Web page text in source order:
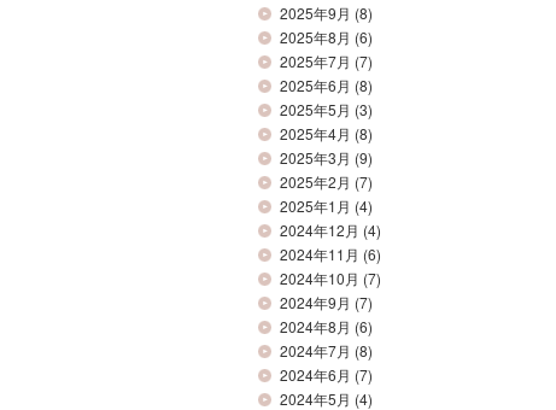
2025年9月 (8)
2025年8月 (6)
2025年7月 (7)
2025年6月 (8)
2025年5月 (3)
2025年4月 (8)
2025年3月 (9)
2025年2月 (7)
2025年1月 (4)
2024年12月 (4)
2024年11月 (6)
2024年10月 (7)
2024年9月 (7)
2024年8月 (6)
2024年7月 (8)
2024年6月 (7)
2024年5月 (4)